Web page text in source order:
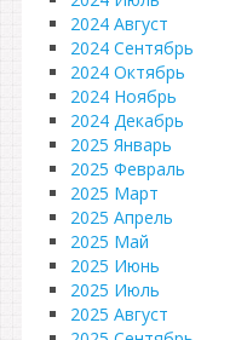
2024 Август
2024 Сентябрь
2024 Октябрь
2024 Ноябрь
2024 Декабрь
2025 Январь
2025 Февраль
2025 Март
2025 Апрель
2025 Май
2025 Июнь
2025 Июль
2025 Август